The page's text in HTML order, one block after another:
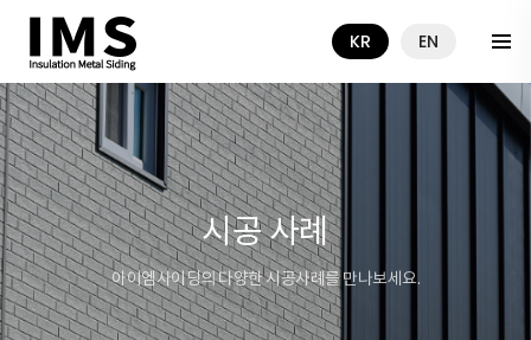
KR EN
시공 사례
아이엠사이딩의 다양한 시공사례를 만나보세요.